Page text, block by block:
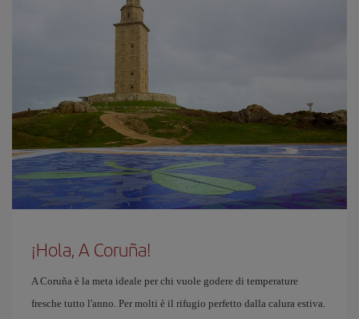
¡Hola, A Coruña!
A Coruña è la meta ideale per chi vuole godere di temperature
fresche tutto l'anno. Per molti è il rifugio perfetto dalla calura estiva.